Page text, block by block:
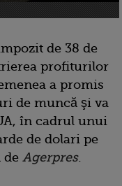
de 38 de
profiturilor
a promis
de muncă şi va
în cadrul unui
de dolari pe
de Agerpres.